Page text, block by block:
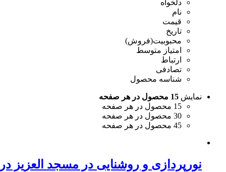
دلخواه
نام
قیمت
تاریخ
محبوبیت(فروش)
امتیاز متوسط
ارتباط
تصادفی
شناسه محصول
نمایش 15 محصول در هر صفحه
15 محصول در هر صفحه
30 محصول در هر صفحه
45 محصول در هر صفحه
نورپردازی و روشنایی در مسجد العزیز